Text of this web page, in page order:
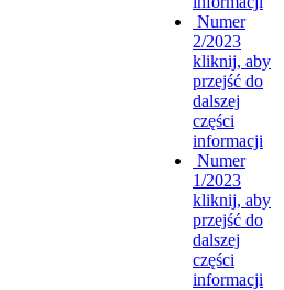
Numer
2/2023
kliknij, aby
przejść do
dalszej
części
informacji
Numer
1/2023
kliknij, aby
przejść do
dalszej
części
informacji